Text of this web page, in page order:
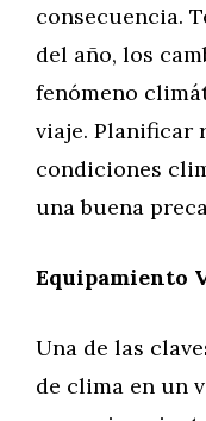
consecuencia.
del año, los
fenómeno
viaje. Planificar
condiciones
una buena
Equipamiento
Una de las
de clima en un